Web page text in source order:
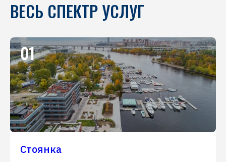
ВЕСЬ СПЕКТР УСЛУГ
01
Стоянка